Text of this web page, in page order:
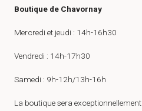
Boutique de Chavornay
Mercredi et jeudi : 14h-16h30
Vendredi : 14h-17h30
Samedi : 9h-12h/13h-16h
La boutique sera exceptionnellement